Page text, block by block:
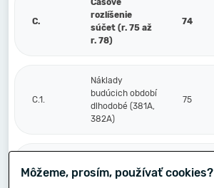
C.
Časové
rozlíšenie
súčet (r. 75 až
r. 78)
74
C.1.
Náklady
budúcich období
dlhodobé (381A,
382A)
75
2.
budúcich období
76
Môžeme, prosím, používať cookies?